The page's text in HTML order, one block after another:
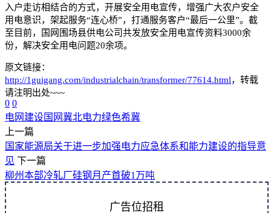
入户走访相结合的方式，开展安全用电宣传，增强广大农户安全
用电意识，架起服务“连心桥”，打通服务客户“最后一公里”。截
至目前，国网围场县供电公司共发放安全用电宣传资料3000余
份，解决安全用电问题20余项。
原文链接：
http://1guigang.com/industrialchain/transformer/77614.html，转载
请注明出处~~~
0 0
电网建设国网冀北电力绿色希冀
上一篇
国家能源局关于进一步加强电力应急体系和能力建设的指导意
见 下一篇
柳州本部冷轧厂硅钢月产首破1万吨
广告位招租